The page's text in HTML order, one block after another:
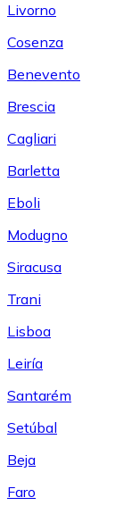
Livorno
Cosenza
Benevento
Brescia
Cagliari
Barletta
Eboli
Modugno
Siracusa
Trani
Lisboa
Leiría
Santarém
Setúbal
Beja
Faro